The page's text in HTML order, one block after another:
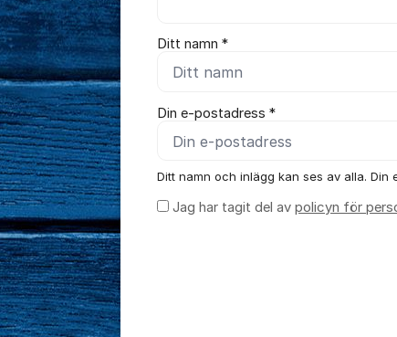
Ditt namn *
Din e-postadress *
Ditt namn och inlägg kan ses av alla. Din
Jag har tagit del av policyn för